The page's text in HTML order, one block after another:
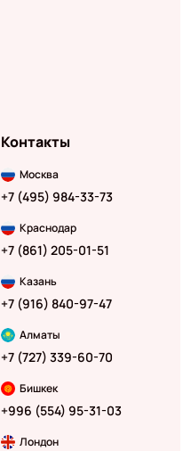
Контакты
Москва
+7 (495) 984-33-73
Краснодар
+7 (861) 205-01-51
Казань
+7 (916) 840-97-47
Алматы
+7 (727) 339-60-70
Бишкек
+996 (554) 95-31-03
Лондон